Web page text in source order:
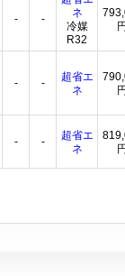
- -
ネ
冷媒
R32
- -
超省エ
ネ
- -
超省エ
ネ